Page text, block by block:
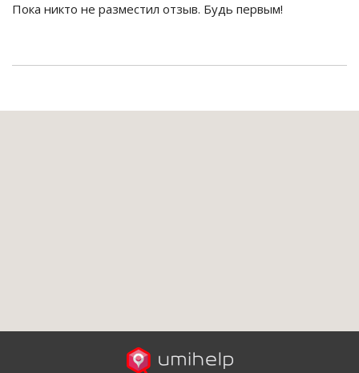
Пока никто не разместил отзыв. Будь первым!